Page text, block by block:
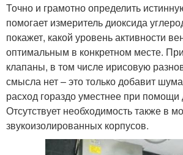
Точно и грамотно определить
помогает измеритель диоксида
покажет, какой уровень активности
оптимальным в конкретном месте.
клапаны, в том числе ирисовую
смысла нет – это только добавит
расход гораздо уместнее при
Отсутствует необходимость также в
звукоизолированных корпусов.